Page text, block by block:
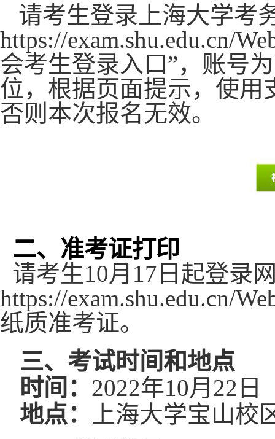
请考生登录上海大学考
https://exam.shu.edu.cn/
会考生登录入口”，账号
位，根据页面提示，使用
否则本次报名无效。
二、准考证打印
请考生10月17日起登录
https://exam.shu.edu.cn/
纸质准考证。
三、考试时间和地点
时间： 2022年10月22日
地点：
上海大学宝山校